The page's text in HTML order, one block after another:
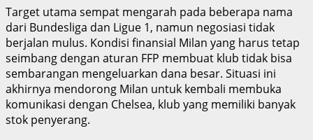
Target utama sempat mengarah pada beberapa nama
dari Bundesliga dan Ligue 1, namun negosiasi tidak
berjalan mulus. Kondisi finansial Milan yang harus tetap
seimbang dengan aturan FFP membuat klub tidak bisa
sembarangan mengeluarkan dana besar. Situasi ini
akhirnya mendorong Milan untuk kembali membuka
komunikasi dengan Chelsea, klub yang memiliki banyak
stok penyerang.